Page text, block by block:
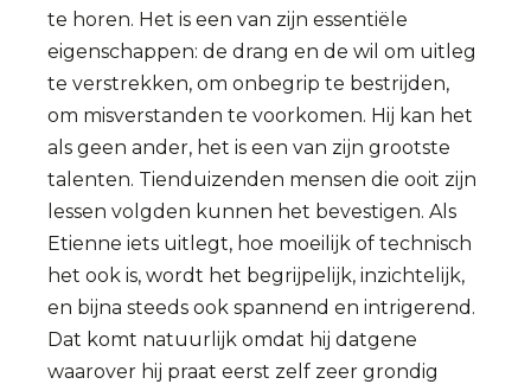
te horen. Het is een van zijn essentiële
eigenschappen: de drang en de wil om uitleg
te verstrekken, om onbegrip te bestrijden,
om misverstanden te voorkomen. Hij kan het
als geen ander, het is een van zijn grootste
talenten. Tienduizenden mensen die ooit zijn
lessen volgden kunnen het bevestigen. Als
Etienne iets uitlegt, hoe moeilijk of technisch
het ook is, wordt het begrijpelijk, inzichtelijk,
en bijna steeds ook spannend en intrigerend.
Dat komt natuurlijk omdat hij datgene
waarover hij praat eerst zelf zeer grondig